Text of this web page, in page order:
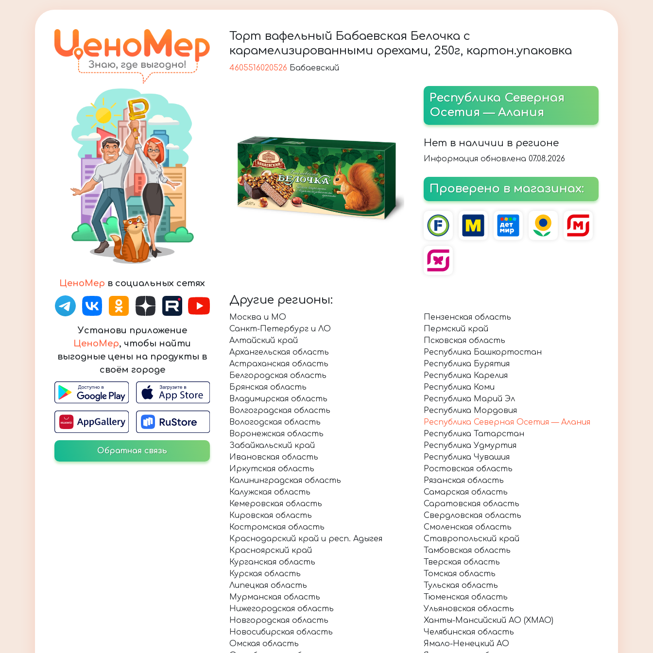
ЦеноМер в социальных сетях
Установи приложение
ЦеноМер, чтобы найти
выгодные цены на продукты в
своём городе
Обратная связь
Торт вафельный Бабаевская Белочка с
карамелизированными орехами, 250г, картон.упаковка
4605516020526 Бабаевский
Республика Северная
Осетия — Алания
Нет в наличии в регионе
Информация обновлена 07.08.2026
Проверено в магазинах:
Другие регионы:
Москва и МО
Санкт-Петербург и ЛО
Алтайский край
Архангельская область
Астраханская область
Белгородская область
Брянская область
Владимирская область
Волгоградская область
Вологодская область
Воронежская область
Забайкальский край
Ивановская область
Иркутская область
Калининградская область
Калужская область
Кемеровская область
Кировская область
Костромская область
Краснодарский край и респ. Адыгея
Красноярский край
Курганская область
Курская область
Липецкая область
Мурманская область
Нижегородская область
Новгородская область
Новосибирская область
Омская область
Пензенская область
Пермский край
Псковская область
Республика Башкортостан
Республика Бурятия
Республика Карелия
Республика Коми
Республика Марий Эл
Республика Мордовия
Республика Северная Осетия — Алания
Республика Татарстан
Республика Удмуртия
Республика Чувашия
Ростовская область
Рязанская область
Самарская область
Саратовская область
Свердловская область
Смоленская область
Ставропольский край
Тамбовская область
Тверская область
Томская область
Тульская область
Тюменская область
Ульяновская область
Ханты-Мансийский АО (ХМАО)
Челябинская область
Ямало-Ненецкий АО